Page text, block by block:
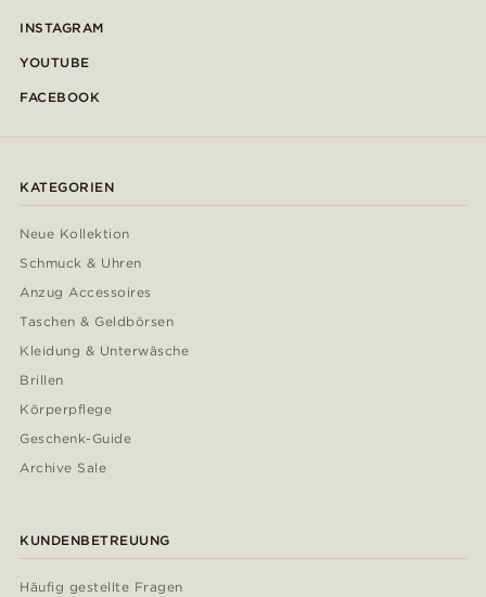
INSTAGRAM
YOUTUBE
FACEBOOK
KATEGORIEN
Neue Kollektion
Schmuck & Uhren
Anzug Accessoires
Taschen & Geldbörsen
Kleidung & Unterwäsche
Brillen
Körperpflege
Geschenk-Guide
Archive Sale
KUNDENBETREUUNG
Häufig gestellte Fragen